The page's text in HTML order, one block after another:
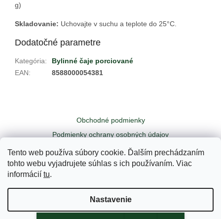
Tento web používa súbory cookie. Ďalším prechádzaním
tohto webu vyjadrujete súhlas s ich používaním. Viac
informácií tu.
Nastavenie
g)
Skladovanie: Uchovajte v suchu a teplote do 25°C.
Dodatočné parametre
Kategória:
Bylinné čaje porciované
EAN: 8588000054381
ä
Obchodné podmienky
Podmienky ochrany osobných údajov
Odstúpiť od zmluvy tu
Kontakty